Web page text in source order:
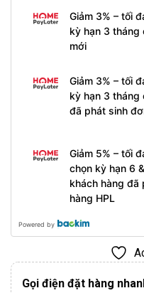
Giảm 3% – tối
kỳ hạn 3 tháng
mới
Giảm 3% – tối
kỳ hạn 3 tháng
đã phát sinh
Giảm 5% – tối
chọn kỳ hạn 6
khách hàng đã
hàng HPL
Powered by
Gọi điện đặt hàng